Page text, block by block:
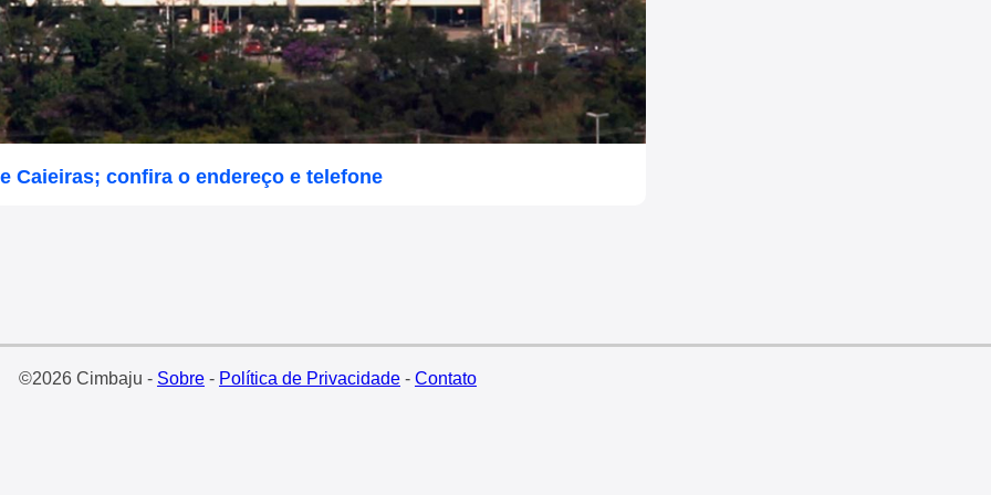
Caieiras; confira o endereço e telefone
©2026 Cimbaju - Sobre- Política de Privacidade- Contato